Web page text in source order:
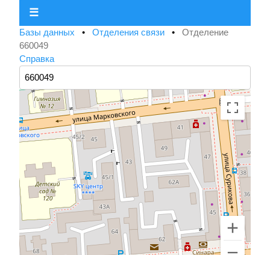
☰
Базы данных • Отделения связи • Отделение
660049
Справка